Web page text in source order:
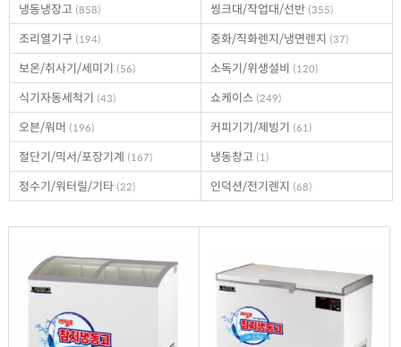
냉동냉장고 (858) 씽크대/작업대/선반 (355)
조리열기구 (194) 중화/직화렌지/냉면렌지 (37)
보온/취사기/세미기 (56) 소독기/위생설비 (120)
식기자동세척기 (43) 쇼케이스 (249)
오븐/워머 (196) 커피기기/제빙기 (61)
절단기/믹서/포장기계 (167) 냉동창고 (1)
정수기/워터릴/기타 (22) 인덕션/전기렌지 (68)